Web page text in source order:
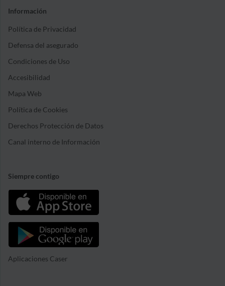
Información
Política de Privacidad
Defensa del asegurado
Condiciones de Uso
Accesibilidad
Mapa Web
Política de Cookies
Derechos Protección de Datos
Canal interno de Información
Siempre contigo
Aplicaciones Caser